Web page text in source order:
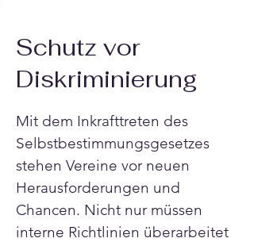
Schutz vor
Diskriminierung
Mit dem Inkrafttreten des
Selbstbestimmungsgesetzes
stehen Vereine vor neuen
Herausforderungen und
Chancen. Nicht nur müssen
interne Richtlinien überarbeitet